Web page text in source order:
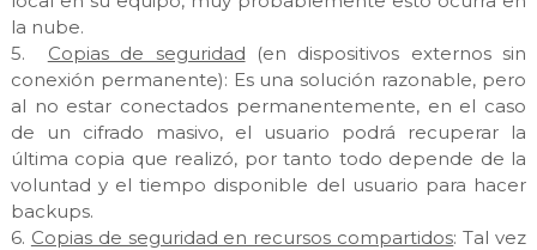
la nube.
5. Copias de seguridad (en dispositivos externos sin
conexión permanente): Es una solución razonable, pero
al no estar conectados permanentemente, en el caso
de un cifrado masivo, el usuario podrá recuperar la
última copia que realizó, por tanto todo depende de la
voluntad y el tiempo disponible del usuario para hacer
backups.
6. Copias de seguridad en recursos compartidos: Tal vez